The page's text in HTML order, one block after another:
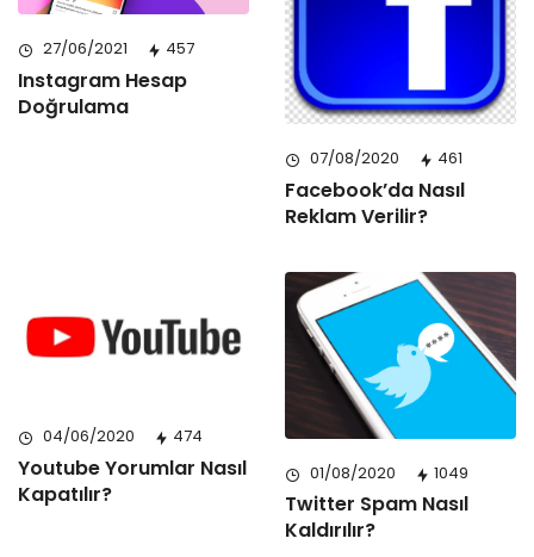
27/06/2021 457
Instagram Hesap
Doğrulama
07/08/2020 461
Facebook’da Nasıl
Reklam Verilir?
04/06/2020 474
Youtube Yorumlar Nasıl
Kapatılır?
01/08/2020 1049
Twitter Spam Nasıl
Kaldırılır?